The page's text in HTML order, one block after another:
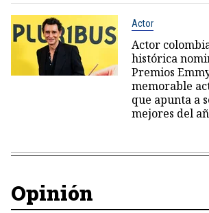
Actor
Actor
histórica
Premios
memorable
que apunta a
mejores del
Opinión